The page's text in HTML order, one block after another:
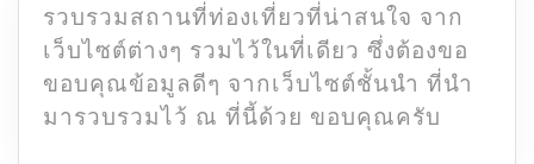
รวบรวมสถานที่ท่องเที่ยวที่น่าสนใจ จาก
เว็บไซต์ต่างๆ รวมไว้ในที่เดียว ซึ่งต้องขอ
ขอบคุณข้อมูลดีๆ จากเว็บไซต์ชั้นนำ ที่นำ
มารวบรวมไว้ ณ ที่นี้ด้วย ขอบคุณครับ